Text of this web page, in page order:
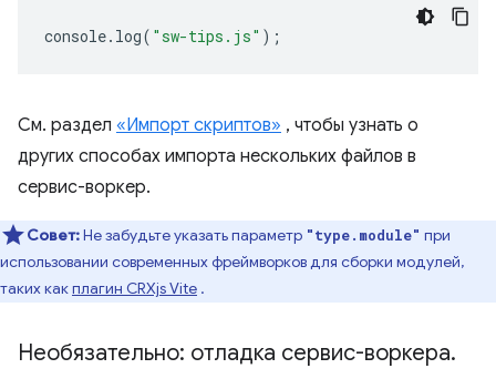
console. log( "sw-tips.js" );
См. раздел «Импорт скриптов» , чтобы узнать о
других способах импорта нескольких файлов в
сервис-воркер.
Совет:Не забудьте указать параметр "type.module" при
использовании современных фреймворков для сборки модулей,
таких какплагин CRXjs Vite .
Необязательно: отладка сервис-воркера.